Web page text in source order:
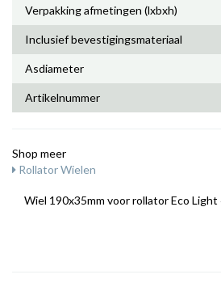
Verpakking afmetingen (lxbxh)
Inclusief bevestigingsmateriaal
Asdiameter
Artikelnummer
Shop meer
Rollator Wielen
Wiel 190x35mm voor rollator Eco Light